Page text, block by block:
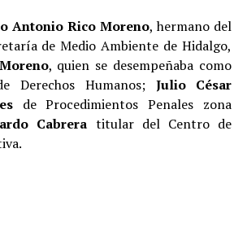
Antonio Rico Moreno, hermano del
de Medio Ambiente de Hidalgo,
, quien se desempeñaba como
Derechos Humanos; Julio César
de Procedimientos Penales zona
Cabrera titular del Centro de